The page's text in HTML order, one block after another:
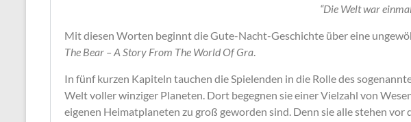
“Die Welt war
Mit diesen Worten beginnt die Gute-Nacht-Geschichte über eine
The Bear – A Story From The World Of Gra
In fünf kurzen Kapiteln tauchen die Spielenden in die Rolle des
Welt voller winziger Planeten. Dort begegnen sie einer Vielzahl von
eigenen Heimatplaneten zu groß geworden sind. Denn sie alle stehen